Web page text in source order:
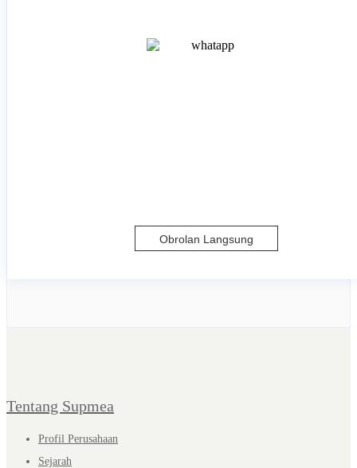
Obrolan Langsung
Tentang Supmea
Profil Perusahaan
Sejarah